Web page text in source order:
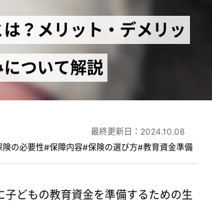
？メリット・デメリッ
について解説
険の必要性#保障内容#保険の選び方#教育資金準備
最終更新日： 2024.10.08
子どもの教育資金を準備するための生